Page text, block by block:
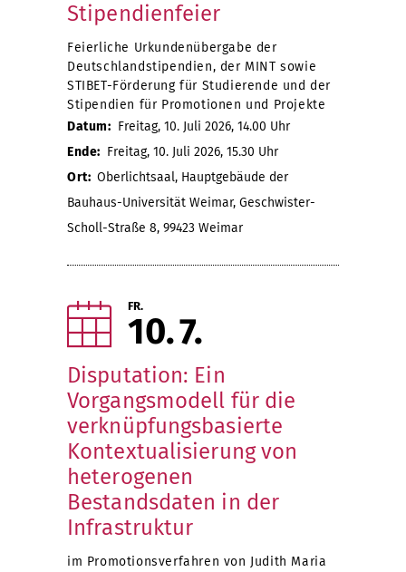
Stipendienfeier
Feierliche Urkundenübergabe der
Deutschlandstipendien, der MINT sowie
STIBET-Förderung für Studierende und der
Stipendien für Promotionen und Projekte
Datum: Freitag, 10. Juli 2026, 14.00 Uhr
Ende: Freitag, 10. Juli 2026, 15.30 Uhr
Ort: Oberlichtsaal, Hauptgebäude der
Bauhaus-Universität Weimar, Geschwister-
Scholl-Straße 8, 99423 Weimar
FR.
10 7
Disputation: Ein
Vorgangsmodell für die
verknüpfungsbasierte
Kontextualisierung von
heterogenen
Bestandsdaten in der
Infrastruktur
im Promotionsverfahren von Judith Maria